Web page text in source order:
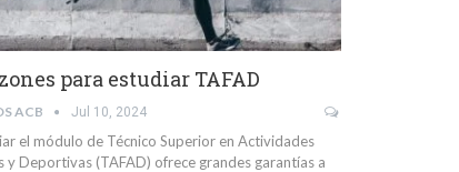
para estudiar TAFAD
ACB Jul 10, 2024
el módulo de Técnico Superior en Actividades
y Deportivas (TAFAD) ofrece grandes garantías a